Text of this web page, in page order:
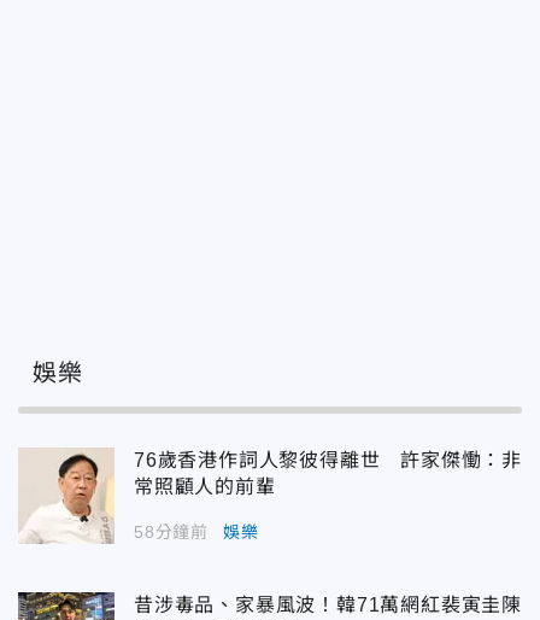
娛樂
76歲香港作詞人黎彼得離世 許家傑慟：非
常照顧人的前輩
58分鐘前 娛樂
昔涉毒品、家暴風波！韓71萬網紅裴寅圭陳